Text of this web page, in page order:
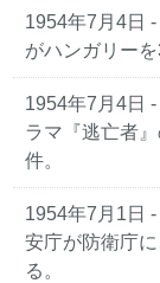
1954年7月4日
がハンガリーを
1954年7月4日
ラマ『逃亡者
件。
1954年7月1日
安庁が防衛庁
る。